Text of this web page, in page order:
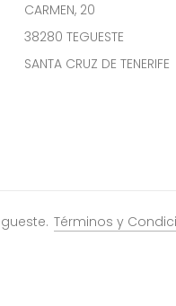
CARMEN, 20
38280 TEGUESTE
SANTA CRUZ DE TENERIFE
Términos y